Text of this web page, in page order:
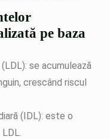
pe baza
se acumulează
crescând riscul
(IDL): este o